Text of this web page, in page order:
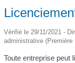
Vérifié le 29/11/2021 -
administrative (Première
Toute entreprise peut